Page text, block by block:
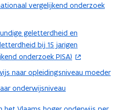
vergelijkend onderzoek
geletterdheid en
bij 15 jarigen
onderzoek PISA)
naar opleidingsniveau moeder
onderwijsniveau